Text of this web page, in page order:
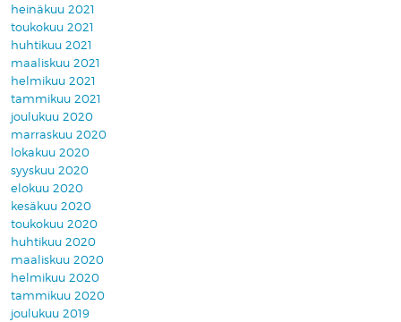
heinäkuu 2021
toukokuu 2021
huhtikuu 2021
maaliskuu 2021
helmikuu 2021
tammikuu 2021
joulukuu 2020
marraskuu 2020
lokakuu 2020
syyskuu 2020
elokuu 2020
kesäkuu 2020
toukokuu 2020
huhtikuu 2020
maaliskuu 2020
helmikuu 2020
tammikuu 2020
joulukuu 2019